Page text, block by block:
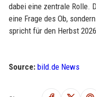
dabei eine zentrale Rolle.
eine Frage des Ob,
spricht für den Herbst
Source: bild.de News